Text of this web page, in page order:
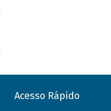
Acesso Rápido